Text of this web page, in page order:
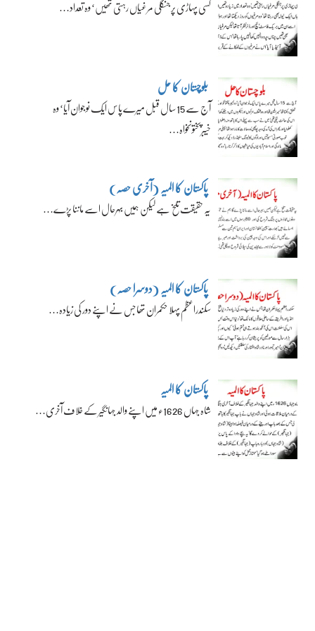
کسی پہاڑی پر جنگلی مرغیاں رہتی تھیں‘ وہ تعداد…
بلوچستان کا حل
آج سے 15 سال قبل میرے پاس ایک نوجوان آیا‘ وہ
خیبرپختونخواہ…
پاکستان کا المیہ (آخری حصہ)
یہ حقیقت تلخ ہے لیکن ہمیں بہرحال اسے ماننا پڑے…
پاکستان کا المیہ (دوسرا حصہ)
سکندراعظم پہلا حکمران تھا جس نے اپنے دور کی زیادہ…
پاکستان کا المیہ
شاہ جہاں 1626ء میں اپنے والد جہانگیر کے خلاف آخری…